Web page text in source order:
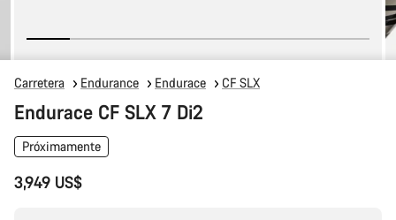
Carretera Endurance Endurace CF SLX
Endurace CF SLX 7 Di2
Próximamente
3,949 US$